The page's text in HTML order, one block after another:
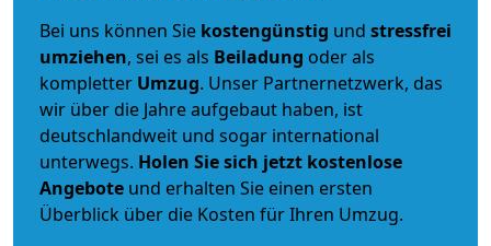
Bei uns können Sie kostengünstig und stressfrei
umziehen, sei es als Beiladung oder als
kompletter Umzug. Unser Partnernetzwerk, das
wir über die Jahre aufgebaut haben, ist
deutschlandweit und sogar international
unterwegs. Holen Sie sich jetzt kostenlose
Angebote und erhalten Sie einen ersten
Überblick über die Kosten für Ihren Umzug.